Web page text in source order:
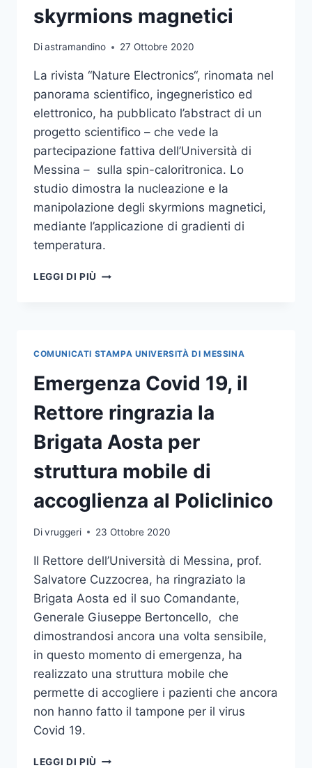
DI
ECCELLENZA
skyrmions magnetici
Diastramandino 27 Ottobre 2020
La rivista “Nature Electronics“, rinomata nel
panorama scientifico, ingegneristico ed
elettronico, ha pubblicato l’abstract di un
progetto scientifico – che vede la
partecipazione fattiva dell’Università di
Messina – sulla spin-caloritronica. Lo
studio dimostra la nucleazione e la
manipolazione degli skyrmions magnetici,
mediante l’applicazione di gradienti di
temperatura.
LEGGI DI PIÙ PUBBLICATO
SULLA MANIPOLAZIONE
DEGLI
SKYRMIONS
MAGNETICI
COMUNICATI STAMPA UNIVERSITÀ DI MESSINA
Emergenza Covid 19, il
Rettore ringrazia la
Brigata Aosta per
struttura mobile di
accoglienza al Policlinico
Divruggeri 23 Ottobre 2020
Il Rettore dell’Università di Messina, prof.
Salvatore Cuzzocrea, ha ringraziato la
Brigata Aosta ed il suo Comandante,
Generale Giuseppe Bertoncello, che
dimostrandosi ancora una volta sensibile,
in questo momento di emergenza, ha
realizzato una struttura mobile che
permette di accogliere i pazienti che ancora
non hanno fatto il tampone per il virus
Covid 19.
LEGGI DI PIÙ EMERGENZA